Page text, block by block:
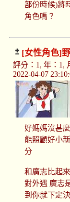
部份時候)將
角色嗎？
[女性角色]
評分：1, 年：1,
2022-04-07
好媽媽沒甚
能照顧好小
分
和廣志比起來
對外遇 廣志
到你就下定